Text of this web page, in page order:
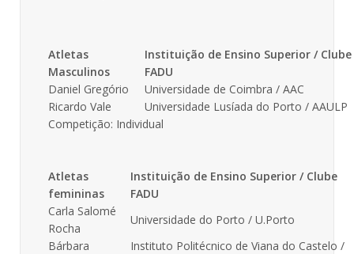
Atletas
Masculinos
Instituição de Ensino Superior / Clube
FADU
Daniel Gregório
Universidade de Coimbra / AAC
Ricardo Vale
Universidade Lusíada do Porto / AAULP
Competição: Individual
Atletas
femininas
Instituição de Ensino Superior / Clube
FADU
Carla Salomé
Rocha
Universidade do Porto / U.Porto
Bárbara
Instituto Politécnico de Viana do Castelo /